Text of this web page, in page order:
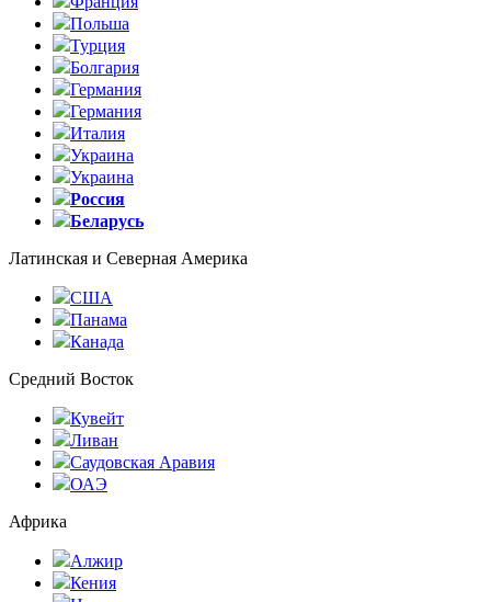
Польша
Турция
Болгария
Германия
Германия
Италия
Украина
Украина
Россия
Беларусь
Латинская и Северная Америка
США
Панама
Канада
Средний Восток
Кувейт
Ливан
Саудовская Аравия
ОАЭ
Африка
Алжир
Кения